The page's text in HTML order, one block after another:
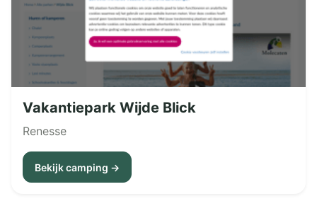
Vakantiepark Wijde Blick
Renesse
Bekijk camping →